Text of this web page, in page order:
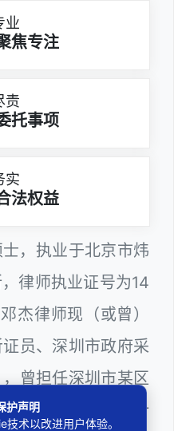
业
焦专注
责
托事项
实
法权益
，执业于北京市炜
律师执业证号为14
杰律师现（或曾）
员、深圳市政府采
曾担任深圳市某区
工程定标专家、计
护声明
术以改进用户体验。